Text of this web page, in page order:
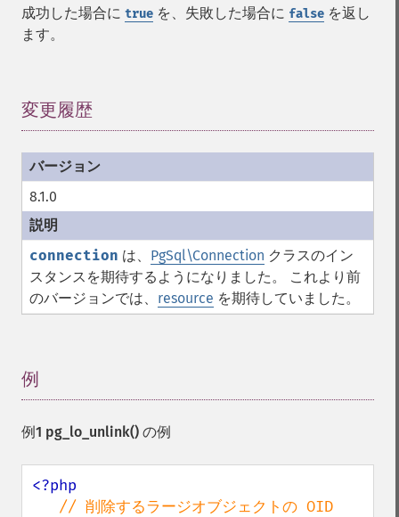
成功した場合に true を、失敗した場合に false を返し
ます。
変更履歴
8.1.0
connection は、 PgSql\Connection クラスのイン
スタンスを期待するようになりました。 これより前
のバージョンでは、 resource を期待していました。
例
例1 pg_lo_unlink() の例
<?php
// 削除するラージオブジェクトの OID